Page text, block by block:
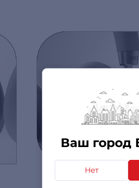
Ваш город
Нет